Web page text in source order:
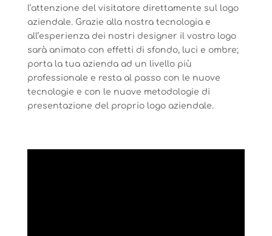
l’attenzione del visitatore direttamente sul logo
aziendale. Grazie alla nostra tecnologia e
all’esperienza dei nostri designer il vostro logo
sarà animato con effetti di sfondo, luci e ombre;
porta la tua azienda ad un livello più
professionale e resta al passo con le nuove
tecnologie e con le nuove metodologie di
presentazione del proprio logo aziendale.